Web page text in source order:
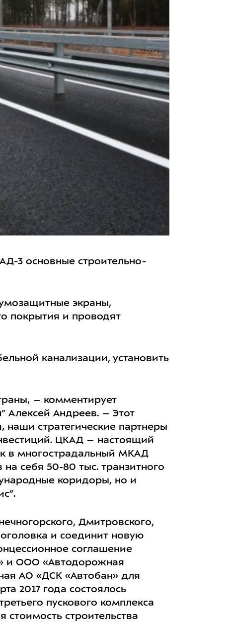
3 основные строительно-
экраны,
покрытия и проводят
канализации, установить
– комментирует
Алексей Андреев. – Этот
наши стратегические партнеры
ЦКАД – настоящий
в многострадальный МКАД
себя 50-80 тыс. транзитного
коридоры, но и
Дмитровского,
и соединит новую
соглашение
и ООО «Автодорожная
АО «ДСК «Автобан» для
2017 года состоялось
пускового комплекса
строительства